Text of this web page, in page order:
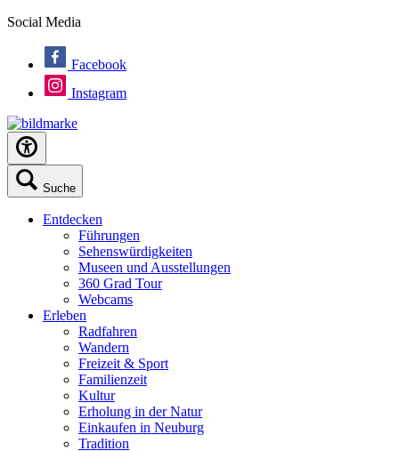
Social Media
Facebook
Instagram
Suche
Entdecken
Führungen
Sehenswürdigkeiten
Museen und Ausstellungen
360 Grad Tour
Webcams
Erleben
Radfahren
Wandern
Freizeit & Sport
Familienzeit
Kultur
Erholung in der Natur
Einkaufen in Neuburg
Tradition